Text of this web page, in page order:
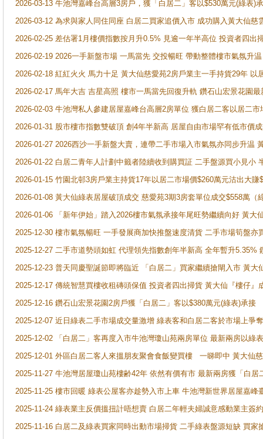
2026-03-13 牛池灣嘉峰台高層3房戶，獲「白居二」客以$530萬元(綠表)
2026-03-12 為求與家人同住同座 白居二買家追價入市 成功購入黃大仙
2026-02-25 差估署1月樓價指數按月升0.5% 見逾一年半高位 投資者四
2026-02-19 2026一手新盤市場 一馬當先 交投暢旺 帶動整體樓市氣氛升
2026-02-18 紅紅火火 馬力十足 黃大仙慈愛苑2房戶業主一手持貨29年 以
2026-02-17 馬年大吉 吉星高照 樓市一馬當先回復升軌 鑽石山宏景花園
2026-02-03 牛池灣私人參建居屋嘉峰台高層2房單位 獲白居二客以居二市
2026-01-31 股市樓市指數雙破頂 創4年半新高 居屋自由市場罕有低市價
2026-01-27 2026西沙一手新盤大賣，連帶二手市場入市氣氛亦同步升温
2026-01-22 白居二青年人計劃中籤者陸續收到購買証 二手盤源買小見小
2026-01-15 竹園北邨3房戶業主持貨17年以居二市場價$260萬元沽出大賺
2026-01-08 黃大仙綠表居屋破頂成交 慈愛苑3期3房套單位成交$558萬（
2026-01-06 「新年伊始」踏入2026樓市氣氛承接年尾旺勢繼續向好 黃
2025-12-30 樓市氣氛暢旺 一手發展商加快推盤速度清貨 二手市場筍盤
2025-12-27 二手市道勢頭如虹 代理領先指數創年半新高 全年暫升5.35%
2025-12-23 普天同慶聖誕節即將臨近 「白居二」買家繼續搶閘入市 黃
2025-12-17 傳統智慧買樓收租磚頭保值 投資者四出掃貨 黃大仙『樓仔
2025-12-16 鑽石山宏景花園2房戶獲「白居二」客以$380萬元(綠表)承接
2025-12-07 近日綠表二手市場成交量激增 綠表客和白居二客於市場上
2025-12-02 「白居二」客再度入市牛池灣瓊山苑兩房單位 最新兩房以綠
2025-12-01 外區白居二客人來搵朋友聚會食飯變買樓 一睇即中 黃大仙
2025-11-27 牛池灣居屋瓊山苑樓齢42年 依然有價有市 最新兩房獲「白居
2025-11-25 樓市回暖 綠表公屋客亦趁勢入市上車 牛池灣新世界居屋嘉峰
2025-11-24 綠表業主反價搵扭計唔想賣 白居二年輕夫婦誠意感動業主簽
2025-11-16 白居二及綠表買家同時出動市場掃貨 二手綠表盤源短缺 買